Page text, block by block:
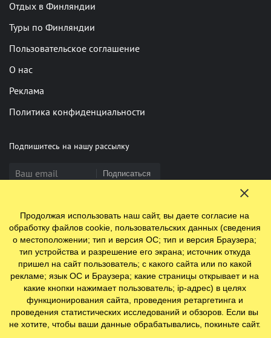
Отдых в Финляндии
Туры по Финляндии
Пользовательское соглашение
О нас
Реклама
Политика конфиденциальности
Подпишитесь на нашу рассылку
Подписаться
Нашли опечатку? Выделите фрагмент и нажмите Ctrl+Enter
© 2009-2026 ООО "Ефинланд.ру". ОГРН 1197847110438.
Юр. адрес: 196084, г. Санкт-Петербург, ул. Цветочная, д. 16,
литер П, помещение 23
Продолжая использовать наш сайт, вы даете согласие на
обработку файлов cookie, пользовательских данных (сведения
о местоположении; тип и версия ОС; тип и версия Браузера;
тип устройства и разрешение его экрана; источник откуда
пришел на сайт пользователь; с какого сайта или по какой
рекламе; язык ОС и Браузера; какие страницы открывает и на
какие кнопки нажимает пользователь; ip-адрес) в целях
функционирования сайта, проведения ретаргетинга и
проведения статистических исследований и обзоров. Если вы
не хотите, чтобы ваши данные обрабатывались, покиньте сайт.